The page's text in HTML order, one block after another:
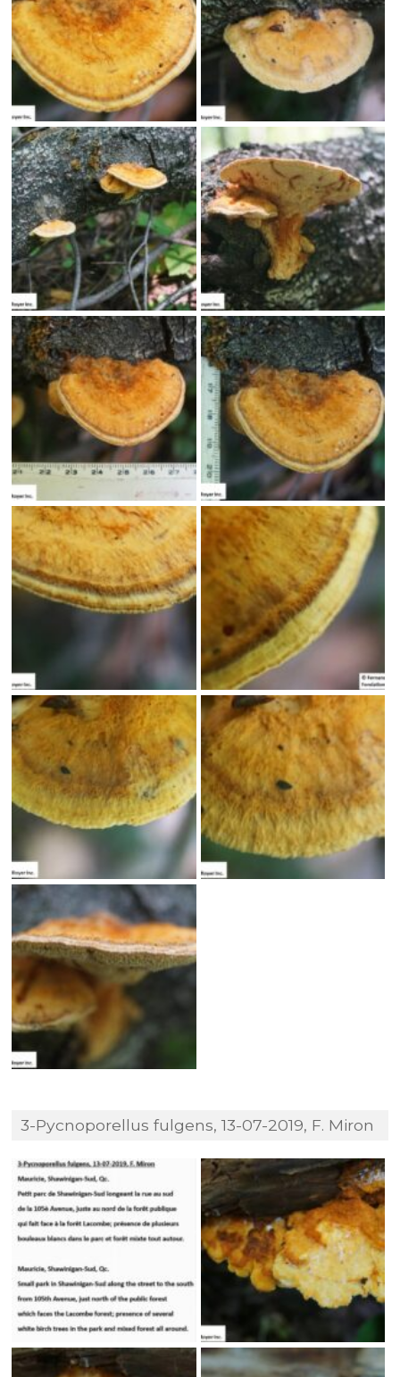
3-Pycnoporellus fulgens, 13-07-2019, F. Miron